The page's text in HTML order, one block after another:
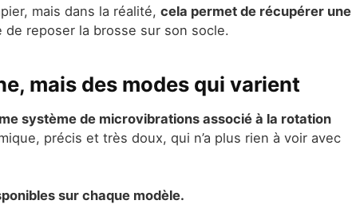
mais dans la réalité, cela permet de récupérer une
de reposer la brosse sur son socle.
mais des modes qui varient
système de microvibrations associé à la rotation
précis et très doux, qui n’a plus rien à voir avec
sur chaque modèle.